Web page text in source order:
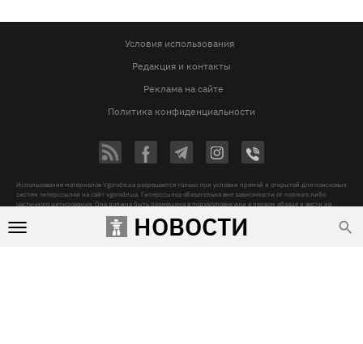
НОВОСТИ
Условия использования
Редакция и контакты
Реклама на сайте
Политика конфиденциальности
Использование материалов Vgorode.ua разрешается только при условии прямой и открытой для поисковых
систем гиперссылки на сайт vgorode.ua. Гиперссылка обязательна вне зависимости от полного либо
частичного цитирования. Она должна быть размещена в подзаголовке или в первом абзаце и вести на
vgorode.ua и автора.